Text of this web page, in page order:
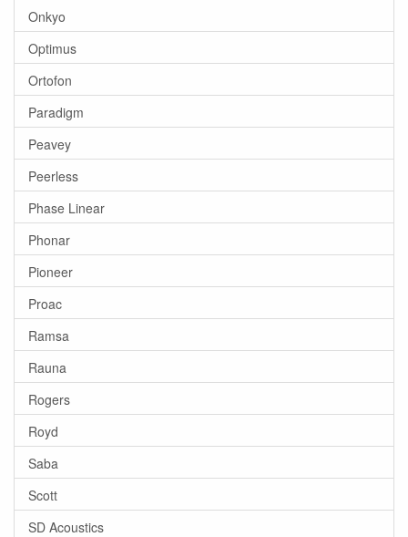
Onkyo
Optimus
Ortofon
Paradigm
Peavey
Peerless
Phase Linear
Phonar
Pioneer
Proac
Ramsa
Rauna
Rogers
Royd
Saba
Scott
SD Acoustics